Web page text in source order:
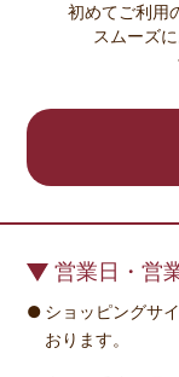
初めてご利用
スムーズ
営業日・営
ショッピングサ
おります。